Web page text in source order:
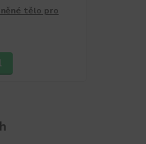
tělo pro